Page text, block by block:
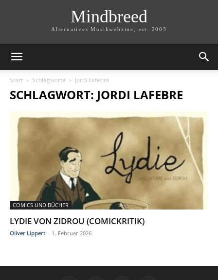
Mindbreed
Alternatives Musikwebzine, est. 2003
Start Schlagworte Jordi Lafebre
SCHLAGWORT: JORDI LAFEBRE
COMICS UND BÜCHER
LYDIE VON ZIDROU (COMICKRITIK)
Oliver Lippert - 1. Februar 2026